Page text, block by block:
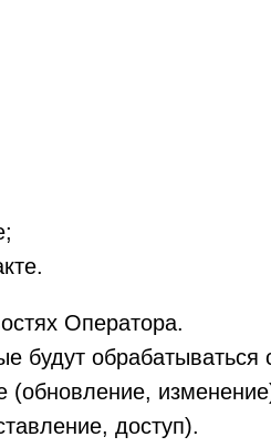
Оператора.
будут
(обновление,
доступ).